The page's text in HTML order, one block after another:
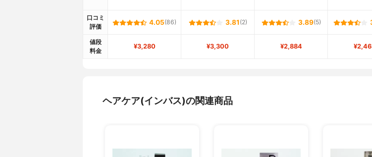
口コミ
評価
4.05(86) 3.81 (2) 3.89(5)
値段
料金
¥3,280 ¥3,300 ¥2,884
ヘアケア(インバス)の関連商品